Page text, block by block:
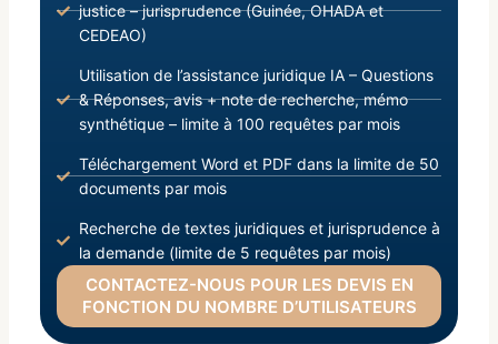
justice – jurisprudence (Guinée, OHADA et
CEDEAO)
Utilisation de l’assistance juridique IA – Questions
& Réponses, avis + note de recherche, mémo
synthétique – limite à 100 requêtes par mois
Téléchargement Word et PDF dans la limite de 50
documents par mois
Recherche de textes juridiques et jurisprudence à
la demande (limite de 5 requêtes par mois)
CONTACTEZ-NOUS POUR LES DEVIS EN
FONCTION DU NOMBRE D’UTILISATEURS